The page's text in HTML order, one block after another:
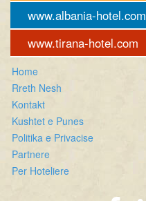
www.albania-hotel.com
www.tirana-hotel.com
Home
Rreth Nesh
Kontakt
Kushtet e Punes
Politika e Privacise
Partnere
Per Hoteliere